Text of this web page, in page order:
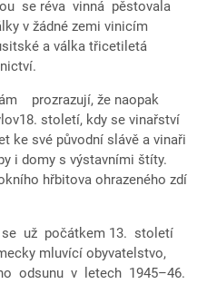
se réva vinná pěstovala
v žádné zemi vinicím
a válka třicetiletá
prozrazují, že naopak
století, kdy se vinařství
ke své původní slávě a vinaři
i domy s výstavními štíty.
hřbitova ohrazeného zdí
už počátkem 13. století
mluvící obyvatelstvo,
odsunu v letech 1945–46.